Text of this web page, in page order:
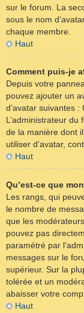
sur le forum. La
sous le nom
chaque membre.
Haut
Comment puis-je
Depuis votre
pouvez ajouter un
d’avatar suivantes
L’administrateur
de la manière dont
utiliser d’avatar,
Haut
Qu’est-ce que
Les rangs, qui
le nombre de
que les
pouvez pas
paramétré par
messages sur le
supérieur. Sur la
tolérée et un
abaisser votre
Haut